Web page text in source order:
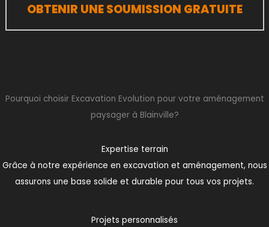
OBTENIR UNE SOUMISSION GRATUITE
Pourquoi choisir Excavation Evolution pour votre aménagement
paysager à Blainville?
Expertise terrain
Grâce à notre expérience en excavation et aménagement, nous
assurons une base solide et durable pour tous vos projets.
Projets personnalisés